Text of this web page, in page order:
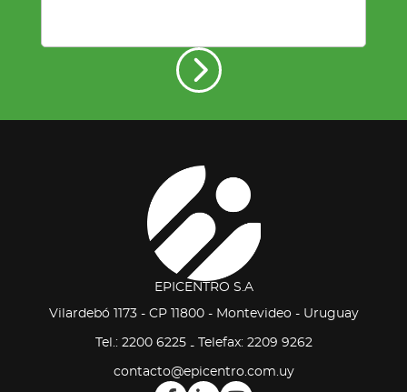
EPICENTRO S.A
Vilardebó 1173 - CP 11800 - Montevideo - Uruguay
Tel.: 2200 6225- Telefax: 2209 9262
contacto@epicentro.com.uy